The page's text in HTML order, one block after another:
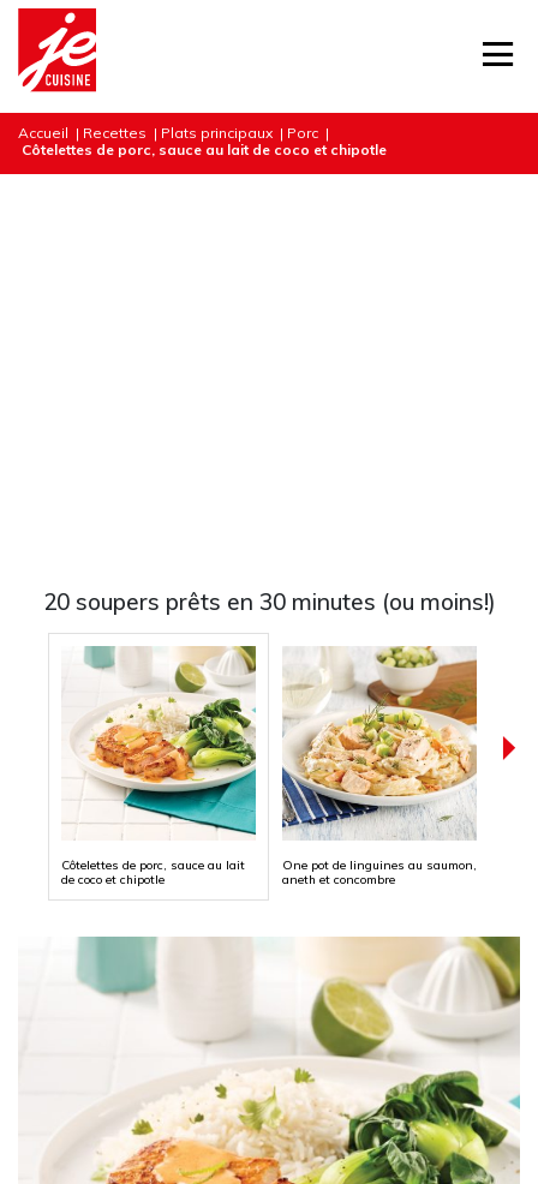
Accueil | Recettes | Plats principaux | Porc |
Côtelettes de porc, sauce au lait de coco et chipotle
20 soupers prêts en 30 minutes (ou moins!)
Côtelettes de porc, sauce au lait
de coco et chipotle
One pot de linguines au saumon,
aneth et concombre